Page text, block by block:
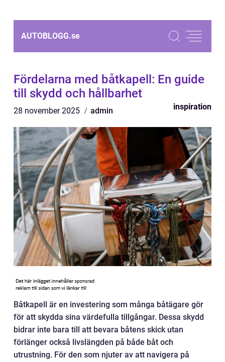
AUTOBLOGG.se
Fördelarna med båtkapell: En guide
till skydd och hållbarhet
28 november 2025 admin inspiration
Båtkapell är en investering som många båtägare gör
för att skydda sina värdefulla tillgångar. Dessa skydd
bidrar inte bara till att bevara båtens skick utan
förlänger också livslängden på både båt och
utrustning. För den som njuter av att navigera på